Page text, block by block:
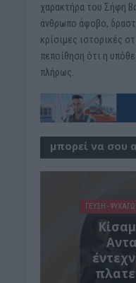
χαρακτήρα του Σήφη
άνθρωπο άφοβο,
κρίσιμες ιστορικές
πεποίθηση ότι η
πλήρως.
μπορεί να σου
ΓΕΎΣΗ -